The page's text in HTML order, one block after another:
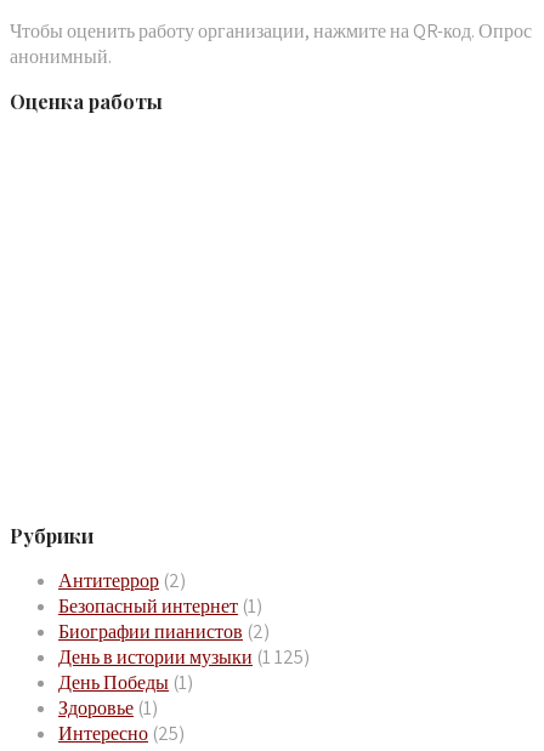
Чтобы оценить работу организации, нажмите на QR-код. Опрос
анонимный.
Оценка работы
Рубрики
Антитеррор (2)
Безопасный интернет (1)
Биографии пианистов (2)
День в истории музыки (1 125)
День Победы (1)
Здоровье (1)
Интересно (25)